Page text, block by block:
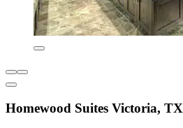
Homewood Suites Victoria, TX